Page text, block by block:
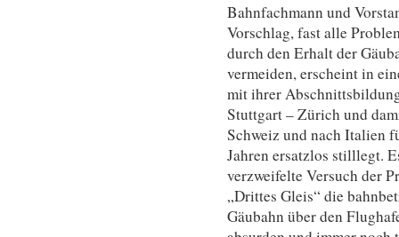
Bahnfachmann und
Vorschlag, fast alle
durch den Erhalt der
vermeiden, erscheint in
mit ihrer
Stuttgart – Zürich und
Schweiz und nach Italien
Jahren ersatzlos stilllegt.
verzweifelte Versuch der
„Drittes Gleis“ die
Gäubahn über den